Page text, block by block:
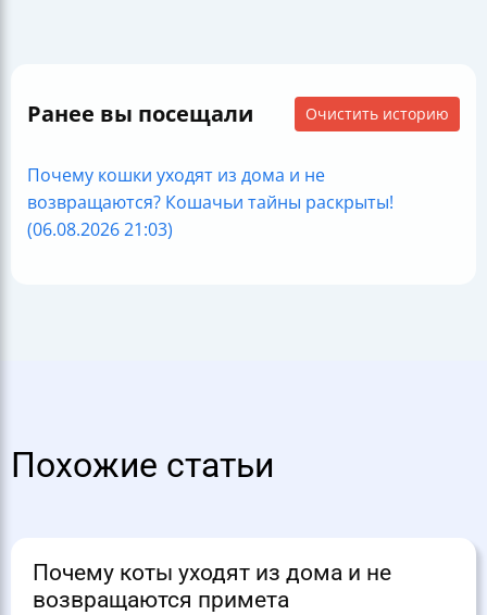
Ранее вы посещали Очистить историю
Почему кошки уходят из дома и не
возвращаются? Кошачьи тайны раскрыты!
(06.08.2026 21:03)
Похожие статьи
Почему коты уходят из дома и не
возвращаются примета